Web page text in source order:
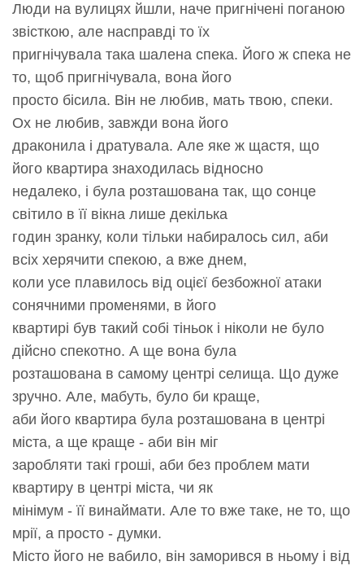
Люди на вулицях йшли, наче пригнічені поганою
звісткою, але насправді то їх
пригнічувала така шалена спека. Його ж спека не
то, щоб пригнічувала, вона його
просто бісила. Він не любив, мать твою, спеки.
Ох не любив, завжди вона його
драконила і дратувала. Але яке ж щастя, що
його квартира знаходилась відносно
недалеко, і була розташована так, що сонце
світило в її вікна лише декілька
годин зранку, коли тільки набиралось сил, аби
всіх херячити спекою, а вже днем,
коли усе плавилось від оцієї безбожної атаки
сонячними променями, в його
квартирі був такий собі тіньок і ніколи не було
дійсно спекотно. А ще вона була
розташована в самому центрі селища. Що дуже
зручно. Але, мабуть, було би краще,
аби його квартира була розташована в центрі
міста, а ще краще - аби він міг
заробляти такі гроші, аби без проблем мати
квартиру в центрі міста, чи як
мінімум - її винаймати. Але то вже таке, не то, що
мрії, а просто - думки.
Місто його не вабило, він заморився в ньому і від